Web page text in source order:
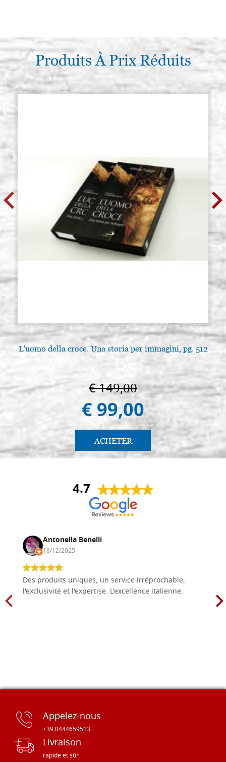
Produits À Prix Réduits
L'uomo della croce. Una storia per immagini, pg. 512
€ 149,00
€ 99,00
ACHETER
4.7
Antonella Benelli
18/12/2025
Des produits uniques, un service irréprochable,
l'exclusivité et l'expertise. L'excellence italienne.
Appelez-nous
+39 0444659513
Livraison
rapide et sûr